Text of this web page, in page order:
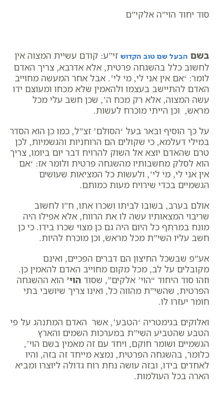
סוד יחוד הוי”ה אלקי”ם
בשם הבעל שם טוב הקדוש זי”ע: קודם עשיית המצוה אין
לחשוב כלל בהשגחה פרטית, אלא אדרבא, צריך האדם
לומר: ‘אם אין אני לי, מי לי’. אבל אחר המעשה מחוייב
האדם להתיישב בעצמו ולהאמין שלא מכחו ומעוצם ידו
עשה המצוה, אלא רק מכח ה’, שכן חשב עלי מכל
מראש, וכן הייתי מוכרח לעשות.
על כך הוסיף ובאר בעל ‘הסולם’ זצ”ל, כמו כן הוא הסדר
במילי דעלמא, כי שקולים הם הרוחניות והגשמיות, לכן
טרם שהאדם יוצא אל השוק להרויח דבר יום ביומו, צריך
הוא לסלק מחשבותיו מהשגחה פרטית ולומר אז: ‘אם
אין אני לי, מי לי’, ולעשות כל המציאות שעושים
הגשמיים בכדי שירויח מעות כמותם.
אולם בערב, בשובו לביתו ושכרו אתו, ח”ו לחשוב
שריבוי המצאותיו עשה לו את הרווח, אלא אפילו היה
מונח במרתף כל היום היה גם כן מצוי שכרו בידו. כי כן
חשב עליו השי”ת מכל מראש, וכן מוכרח להיות.
אע”פ שבשכל החיצון הם דברים הפכיים, ואינם
מקובלים על לב, מכל מקום מחוייב האדם להאמין כן.
וזהו סוד היחוד “הוי’ אלקים”, שסוד הוי’ הוא ההשגחה
הפרטית, שהשי”ת מהווה כל, ואינו צריך שיושבי בתי
חומר יעזרו לו.
ואלוקים בגימטריה ‘הטבע’, אשר האדם המתנהג על פי
הטבע שהטביע השי”ת במערכות השמים והארץ
הגשמיים ושומר חוקם, ויחד עם זה מאמין בשם הוי’,
כלומר, בהשגחה הפרטית, נמצא מייחד זה בזה, והיו
לאחדים בידו, ובזה עושה נחת רוח גדולה ליוצרו ומביא
הארה בכל העולמות.